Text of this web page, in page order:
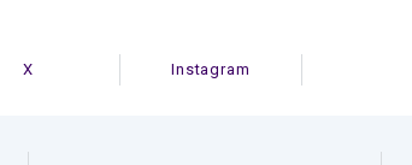
X Instagram